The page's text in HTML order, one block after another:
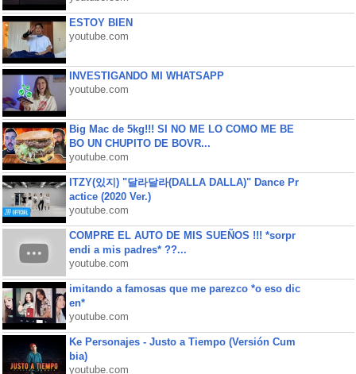
ESTOY BIEN
youtube.com
INVESTIGANDO MI WHATSAPP
youtube.com
Big Mac de 5kg!!! SI NO ME LO COMO ME BE
BO UN CHUPITO DE BOVR...
youtube.com
ITZY(있지) "달라달라(DALLA DALLA)" Dance Pr
actice (2020 Ver.)
youtube.com
COMPRE EL AUTO DE MIS SUEÑOS !!! *sorpr
endi a mis padres* ??...
youtube.com
imitando a famosas que me parezco *o eso dic
en*
youtube.com
Ke Personajes - Justo a Tiempo (Versión Cum
bia)
youtube.com